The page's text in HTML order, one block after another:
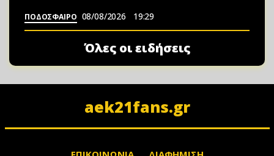
ΠΟΔΟΣΦΑΙΡΟ 08/08/2026 19:29
Όλες οι ειδήσεις
aek21fans.gr